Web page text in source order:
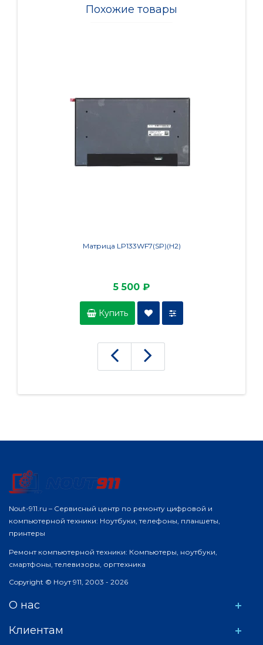
Похожие товары
Матрица LP133WF7(SP)(H2)
5 500 ₽
Купить
Nout-911.ru – Сервисный центр по ремонту цифровой и
компьютерной техники: Ноутбуки, телефоны, планшеты,
принтеры
Ремонт компьютерной техники: Компьютеры, ноутбуки,
смартфоны, телевизоры, оргтехника
Copyright © Ноут 911, 2003 - 2026
О нас
Клиентам